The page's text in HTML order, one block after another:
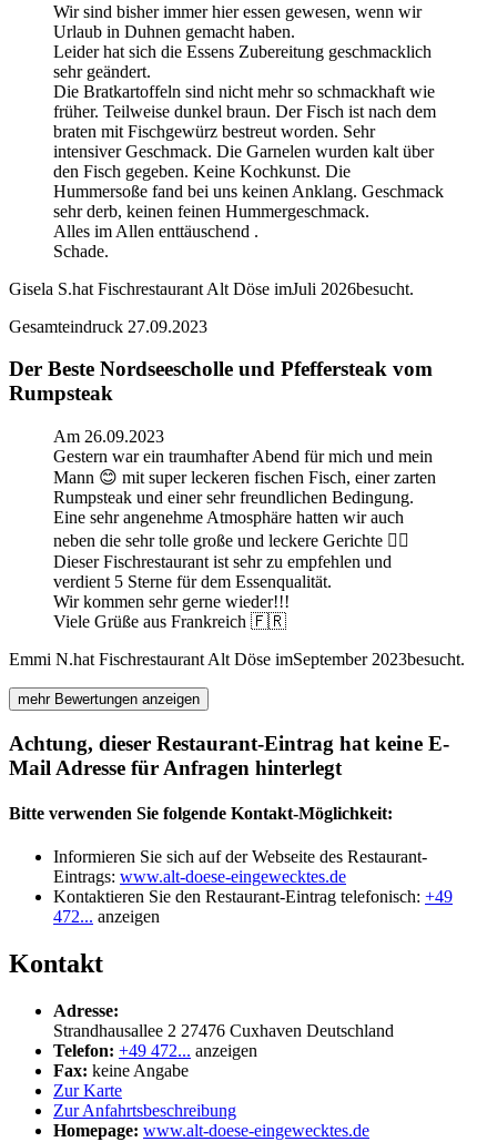
Wir sind bisher immer hier essen gewesen, wenn wir
Urlaub in Duhnen gemacht haben.
Leider hat sich die Essens Zubereitung geschmacklich
sehr geändert.
Die Bratkartoffeln sind nicht mehr so schmackhaft wie
früher. Teilweise dunkel braun. Der Fisch ist nach dem
braten mit Fischgewürz bestreut worden. Sehr
intensiver Geschmack. Die Garnelen wurden kalt über
den Fisch gegeben. Keine Kochkunst. Die
Hummersoße fand bei uns keinen Anklang. Geschmack
sehr derb, keinen feinen Hummergeschmack.
Alles im Allen enttäuschend .
Schade.
Gisela S.hat Fischrestaurant Alt Döse imJuli 2026besucht.
Gesamteindruck 27.09.2023
Der Beste Nordseescholle und Pfeffersteak vom
Rumpsteak
Am 26.09.2023
Gestern war ein traumhafter Abend für mich und mein
Mann 😊 mit super leckeren fischen Fisch, einer zarten
Rumpsteak und einer sehr freundlichen Bedingung.
Eine sehr angenehme Atmosphäre hatten wir auch
neben die sehr tolle große und leckere Gerichte 👌🏻
Dieser Fischrestaurant ist sehr zu empfehlen und
verdient 5 Sterne für dem Essenqualität.
Wir kommen sehr gerne wieder!!!
Viele Grüße aus Frankreich 🇫🇷
Emmi N.hat Fischrestaurant Alt Döse imSeptember 2023besucht.
mehr Bewertungen anzeigen
Achtung, dieser Restaurant-Eintrag hat keine E-
Mail Adresse für Anfragen hinterlegt
Bitte verwenden Sie folgende Kontakt-Möglichkeit:
Informieren Sie sich auf der Webseite des Restaurant-
Eintrags: www.alt-doese-eingewecktes.de
Kontaktieren Sie den Restaurant-Eintrag telefonisch: +49
472... anzeigen
Kontakt
Adresse:
Strandhausallee 2 27476 Cuxhaven Deutschland
Telefon: +49 472... anzeigen
Fax: keine Angabe
Zur Karte
Zur Anfahrtsbeschreibung
Homepage: www.alt-doese-eingewecktes.de